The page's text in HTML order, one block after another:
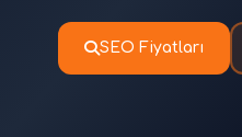
SEO Fiyatları